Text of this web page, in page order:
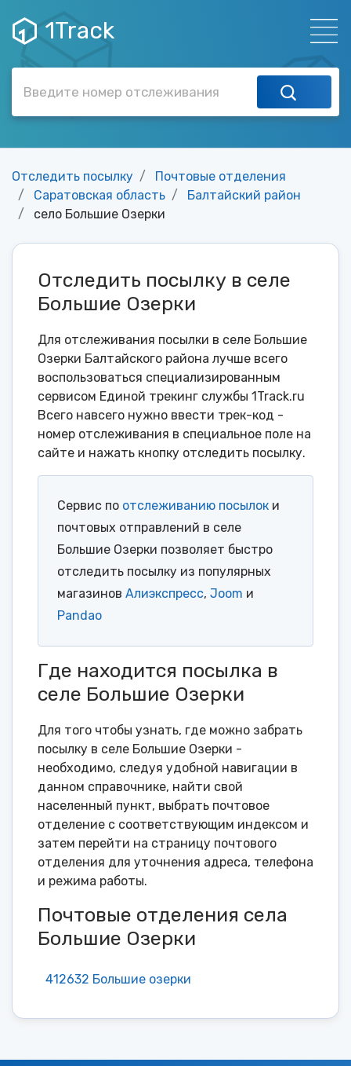
1Track
Отследить посылку
Почтовые отделения
Саратовская область
Балтайский район
село Большие Озерки
Отследить посылку в селе
Большие Озерки
Для отслеживания посылки в селе Большие
Озерки Балтайского района лучше всего
воспользоваться специализированным
сервисом Единой трекинг службы 1Track.ru
Всего навсего нужно ввести трек-код -
номер отслеживания в специальное поле на
сайте и нажать кнопку отследить посылку.
Сервис по отслеживанию посылок и
почтовых отправлений в селе
Большие Озерки позволяет быстро
отследить посылку из популярных
магазинов Алиэкспресс, Joom и
Pandao
Где находится посылка в
селе Большие Озерки
Для того чтобы узнать, где можно забрать
посылку в селе Большие Озерки -
необходимо, следуя удобной навигации в
данном справочнике, найти свой
населенный пункт, выбрать почтовое
отделение с соответствующим индексом и
затем перейти на страницу почтового
отделения для уточнения адреса, телефона
и режима работы.
Почтовые отделения села
Большие Озерки
412632 Большие озерки